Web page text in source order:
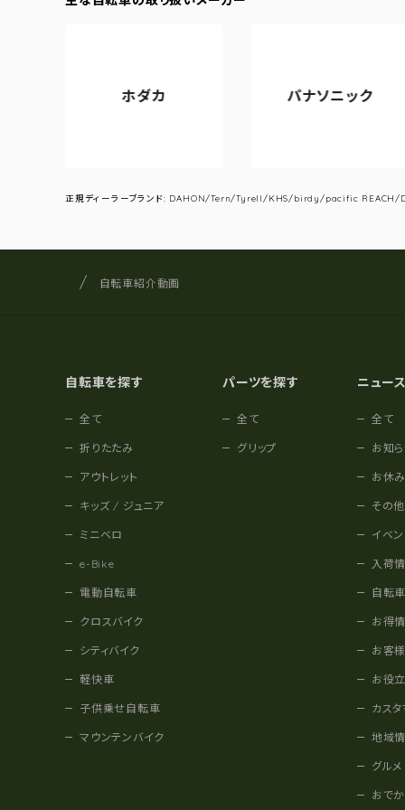
ホダカ パナソニック
正規ディーラーブランド: DAHON/Tern/Tyrell/KHS/birdy/pacific
サイト内の現在地
サイクルショップナカゴヤ
自転車紹介動画
自転車を探す
全て
折りたたみ
アウトレット
キッズ / ジュニア
ミニベロ
e-Bike
電動自転車
クロスバイク
シティバイク
軽快車
子供乗せ自転車
マウンテンバイク
パーツを探す
全て
グリップ
ニュー
全て
お知
お休
その
イベン
入荷
自転
お得
お客様
お役
カス
地域
グルメ
おで